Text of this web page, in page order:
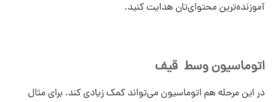
آموزنده‌ترین محتوای‌تان هدایت کنید.
اتوماسیون وسط قیف
در این مرحله هم اتوماسیون می‌تواند کمک زیادی کند. برای مثال